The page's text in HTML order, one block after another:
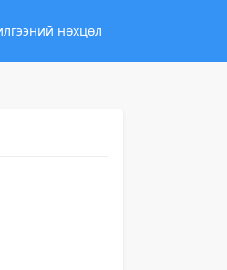
нөхцөл